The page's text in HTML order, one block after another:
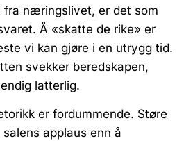
fra næringslivet, er det som
Å «skatte de rike» er
vi kan gjøre i en utrygg tid.
svekker beredskapen,
latterlig.
er fordummende. Støre
applaus enn å